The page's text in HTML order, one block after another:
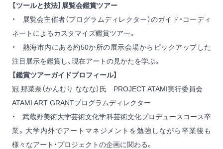
【ツールと技法】展覧会鑑賞ツアー
・ 展覧会主催者（プログラムディレクター）のガイド・コーディ
ネートによるカスタマイズ鑑賞ツアー。
・ 熱海市内にある約50か所の展示会場からピックアップした
注目展示を鑑賞し、現在アートの見かたを学ぶ。
【鑑賞ツアーガイドプロフィール】
冠 那菜奈（かんむり ななな）氏 PROJECT ATAMI実行委員会
ATAMI ART GRANTプログラムディレクター
・ 武蔵野美術大学芸術文化学科芸術文化プロデュースコース卒
業。大学内外でアートマネジメントを勉強しながら卒業後も
様々なアート・プロジェクトの企画に関わる。